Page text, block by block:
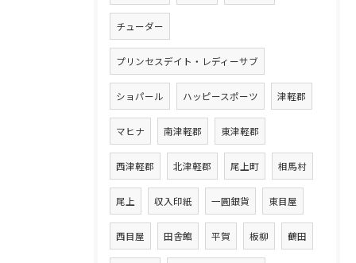
チューダー
プリンセスデイト・レディーサブ
ショパール ハッピースポーツ 津軽郡
マヒナ 南津軽郡 東津軽郡
西津軽郡 北津軽郡 尾上町 相馬村
尾上 収入印紙 一圓銀貨 東目屋
西目屋 田舎館 平賀 板柳 鶴田